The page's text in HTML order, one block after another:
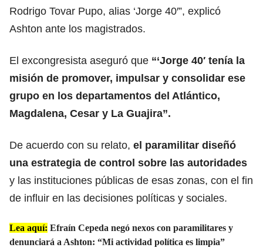
Rodrigo Tovar Pupo, alias ‘Jorge 40′”, explicó
Ashton ante los magistrados.
El excongresista aseguró que “‘Jorge 40′ tenía la
misión de promover, impulsar y consolidar ese
grupo en los departamentos del Atlántico,
Magdalena, Cesar y La Guajira”.
De acuerdo con su relato, el paramilitar diseñó
una estrategia de control sobre las autoridades
y las instituciones públicas de esas zonas, con el fin
de influir en las decisiones políticas y sociales.
Lea aquí: Efraín Cepeda negó nexos con paramilitares y
denunciará a Ashton: “Mi actividad política es limpia”